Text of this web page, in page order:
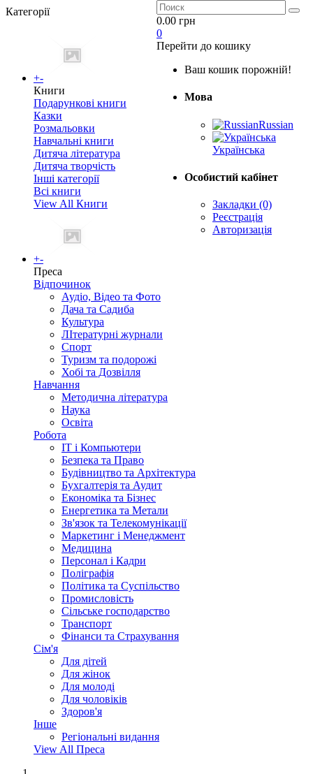
Категорії
+-
Книги
Подарункові книги
Казки
Розмальовки
Навчальні книги
Дитяча література
Дитяча творчість
Інші категорії
Всі книги
View All Книги
+-
Преса
Відпочинок
Аудіо, Відео та Фото
Дача та Садиба
Культура
ЛІтературні журнали
Спорт
Туризм та подорожі
Хобі та Дозвілля
Навчання
Методична література
Наука
Освіта
Робота
IT і Компьютери
Безпека та Право
Будівництво та Архітектура
Бухгалтерія та Аудит
Економіка та Бізнес
Енергетика та Метали
Зв'язок та Телекомунікації
Маркетинг і Менеджмент
Медицина
Персонал і Кадри
Поліграфія
Політика та Суспільство
Промисловість
Сільське господарство
Транспорт
Фінанси та Страхування
Сім'я
Для дітей
Для жінок
Для молоді
Для чоловіків
Здоров'я
Інше
Регіональні видання
View All Преса
0.00 грн
0
Перейти до кошику
Ваш кошик порожній!
Мова
Russian
Українська
Особистий кабінет
Закладки (0)
Реєстрація
Авторизація